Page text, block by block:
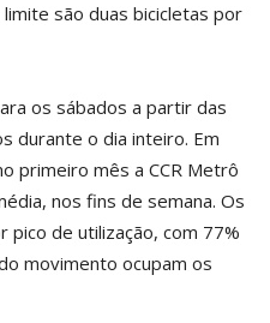
são duas bicicletas por
os sábados a partir das
durante o dia inteiro. Em
primeiro mês a CCR Metrô
nos fins de semana. Os
de utilização, com 77%
movimento ocupam os